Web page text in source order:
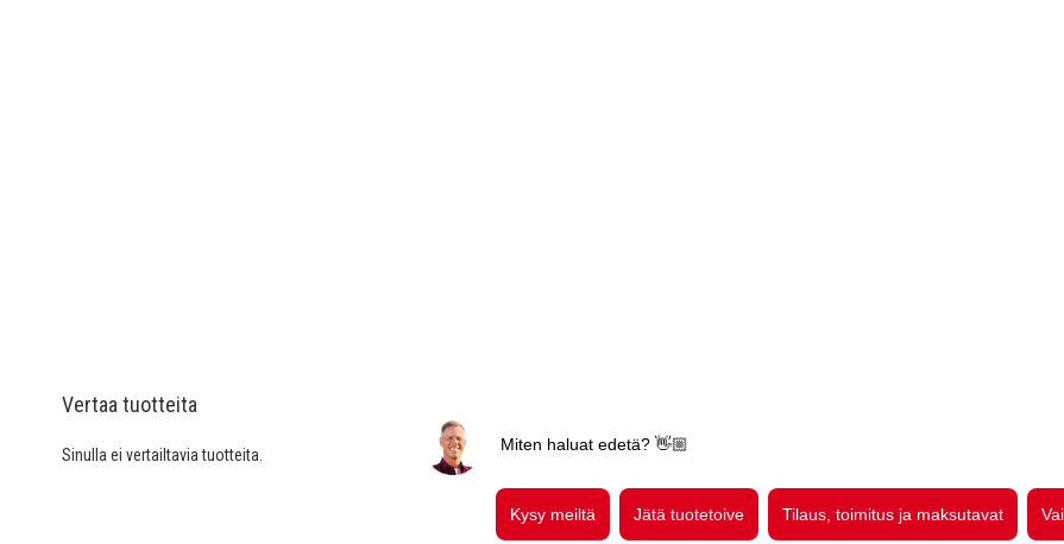
Vertaa tuotteita
Sinulla ei vertailtavia tuotteita.